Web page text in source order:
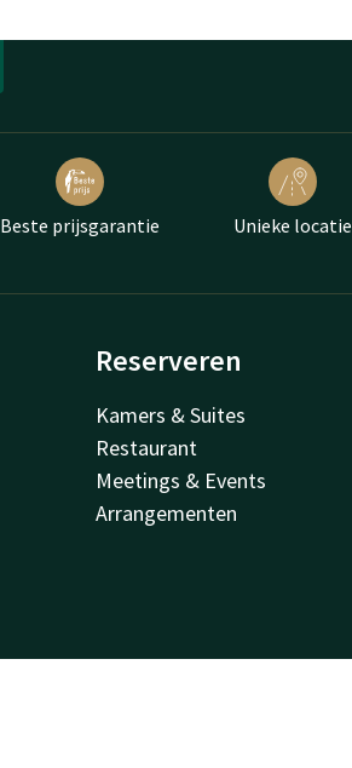
Beste prijsgarantie Unieke locatie
Reserveren
Kamers & Suites
Restaurant
Meetings & Events
Arrangementen